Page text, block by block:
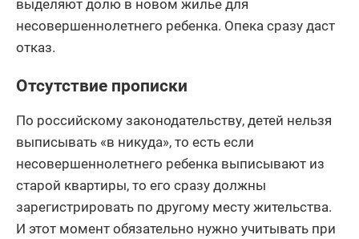
выделяют долю в новом жилье для
несовершеннолетнего ребенка. Опека сразу даст
отказ.
Отсутствие прописки
По российскому законодательству, детей нельзя
выписывать «в никуда», то есть если
несовершеннолетнего ребенка выписывают из
старой квартиры, то его сразу должны
зарегистрировать по другому месту жительства.
И этот момент обязательно нужно учитывать при